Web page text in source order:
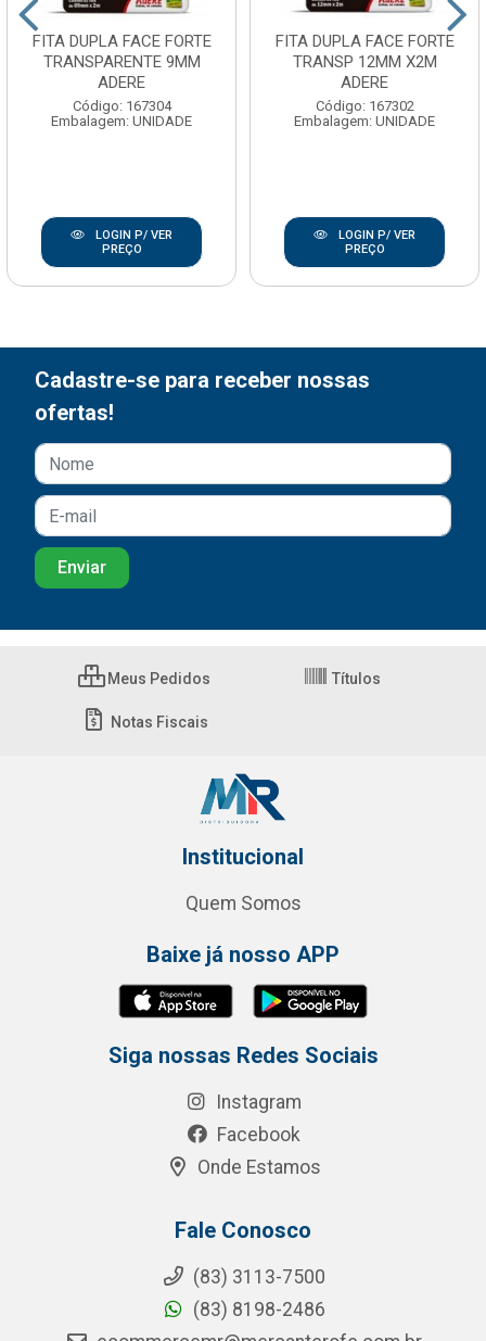
FITA DUPLA FACE FORTE
TRANSPARENTE 9MM
ADERE
Código: 167304
Embalagem: UNIDADE
LOGIN P/ VER
PREÇO
FITA DUPLA FACE FORTE
TRANSP 12MM X2M
ADERE
Código: 167302
Embalagem: UNIDADE
LOGIN P/ VER
PREÇO
Cadastre-se para receber nossas
ofertas!
Meus Pedidos Títulos
Notas Fiscais
Institucional
Quem Somos
Baixe já nosso APP
Siga nossas Redes Sociais
Instagram
Facebook
Onde Estamos
Fale Conosco
(83) 3113-7500
(83) 8198-2486